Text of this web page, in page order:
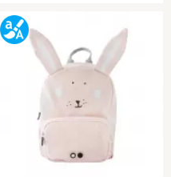
Com alças ajustáveis e faixa
peitoral para maior conforto